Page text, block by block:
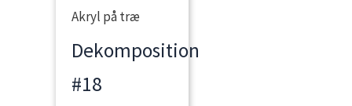
Akryl på træ
Dekomposition
#18